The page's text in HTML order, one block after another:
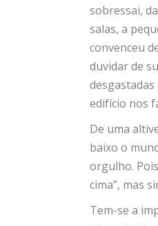
sobressai,
salas, a
convenceu
duvidar de
edifício nos
De uma
baixo o
orgulho.
cima”, mas
Tem-se a